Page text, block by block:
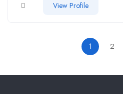
View Profile
1 2